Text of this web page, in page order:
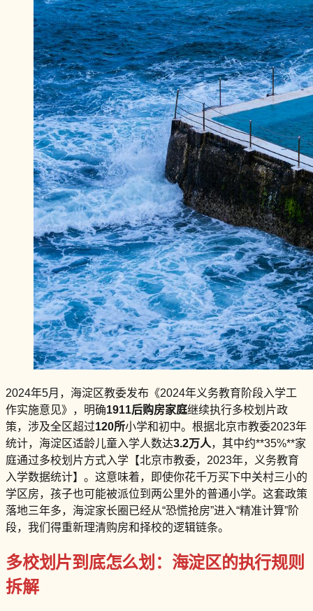
2024年5月，海淀区教委发布《2024年义务教育阶段入学工
作实施意见》，明确1911后购房家庭继续执行多校划片政
策，涉及全区超过120所小学和初中。根据北京市教委2023年
统计，海淀区适龄儿童入学人数达3.2万人，其中约**35%**家
庭通过多校划片方式入学【北京市教委，2023年，义务教育
入学数据统计】。这意味着，即使你花千万买下中关村三小的
学区房，孩子也可能被派位到两公里外的普通小学。这套政策
落地三年多，海淀家长圈已经从“恐慌抢房”进入“精准计算”阶
段，我们得重新理清购房和择校的逻辑链条。
多校划片到底怎么划：海淀区的执行规则
拆解